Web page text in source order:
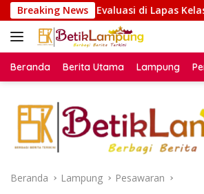
Langsung
ke
konten
Breaking News
di Lapas Kelas ll Pangururan
Beranda Berita Utama Lampung
Beranda Lampung Pesawaran